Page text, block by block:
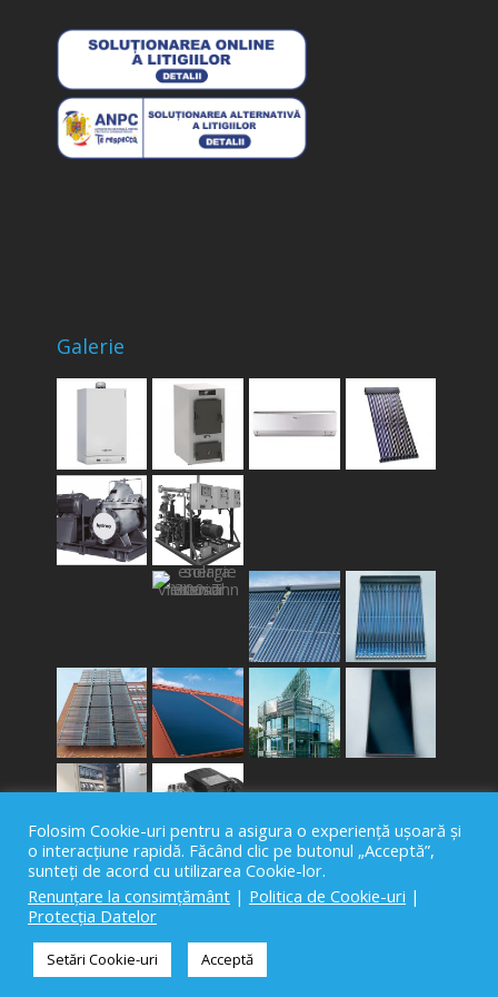
Galerie
© 2019-2024 FlexInstal. Toate drepturile
Folosim Cookie-uri pentru a asigura o experiență ușoară și
o interacțiune rapidă. Făcând clic pe butonul „Acceptă”,
sunteți de acord cu utilizarea Cookie-lor.
Renunțare la consimțământ | Politica de Cookie-uri |
Protecția Datelor
Setări Cookie-uri Acceptă